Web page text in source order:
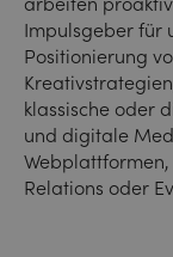
Impulsgeber für
Positionierung
klassische oder
und digitale
Relations oder